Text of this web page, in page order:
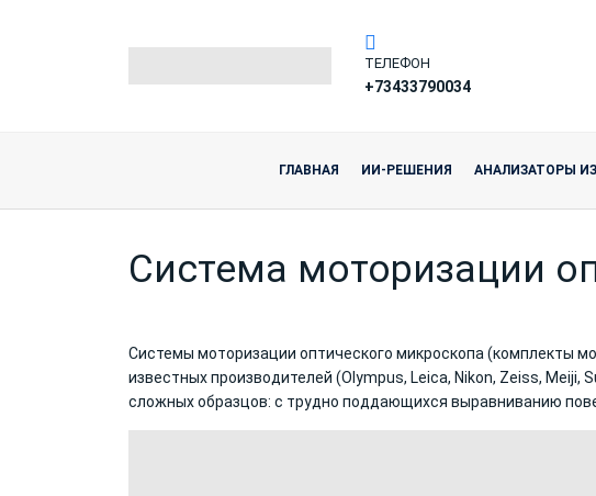
ТЕЛЕФОН
+73433790034
ГЛАВНАЯ ИИ-РЕШЕНИЯ АНАЛИЗАТОРЫ
Система моторизации
Системы моторизации оптического микроскопа (комплекты
известных производителей (Olympus, Leica, Nikon, Zeiss,
сложных образцов: с трудно поддающихся выравниванию